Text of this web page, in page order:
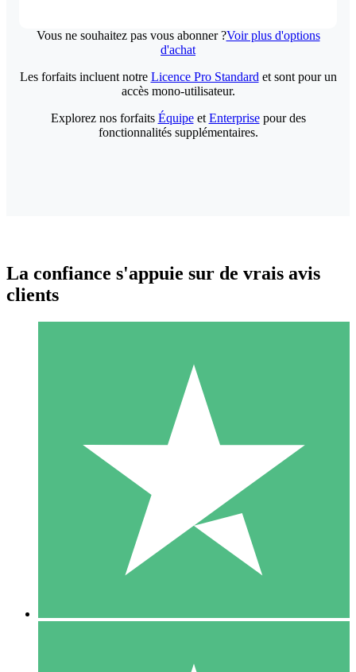
Vous ne souhaitez pas vous abonner ?Voir plus d'options
d'achat
Packs de Crédits Individuels
Payez à l'utilisation avec des crédits de téléchargement. Sans
1 Téléchargement
10 00
Les forfaits incluent notre Licence Pro Standard et sont pour un
accès mono-utilisateur.
Explorez nos forfaits Équipeet Enterprisepour des
fonctionnalités supplémentaires.
La confiance s'appuie sur de vrais avis
clients